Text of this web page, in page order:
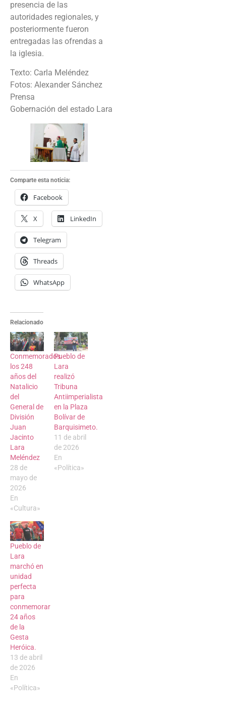
presencia de las
autoridades regionales, y
posteriormente fueron
entregadas las ofrendas a
la iglesia.
Texto: Carla Meléndez
Fotos: Alexander Sánchez
Prensa
Gobernación del estado Lara
Comparte esta noticia:
Facebook
X LinkedIn
Telegram
Threads
WhatsApp
Relacionado
Conmemorados
los 248
años del
Natalicio
del
General de
División
Juan
Jacinto
Lara
Meléndez
28 de
mayo de
2026
En
«Cultura»
Pueblo de
Lara
realizó
Tribuna
Antiimperialista
en la Plaza
Bolívar de
Barquisimeto.
11 de abril
de 2026
En
«Política»
Pueblo de
Lara
marchó en
unidad
perfecta
para
conmemorar
24 años
de la
Gesta
Heróica.
13 de abril
de 2026
En
«Política»